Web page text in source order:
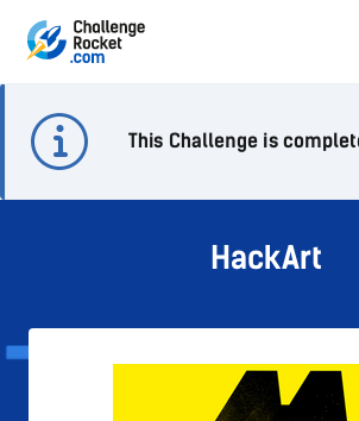
This Challenge is
HackArt